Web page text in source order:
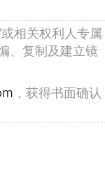
相关权利人专属
、复制及建立镜
，获得书面确认